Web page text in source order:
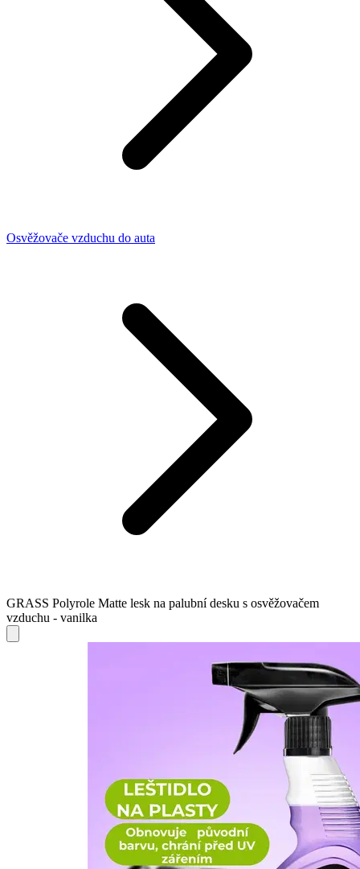
Osvěžovače vzduchu do auta
GRASS Polyrole Matte lesk na palubní desku s osvěžovačem
vzduchu - vanilka